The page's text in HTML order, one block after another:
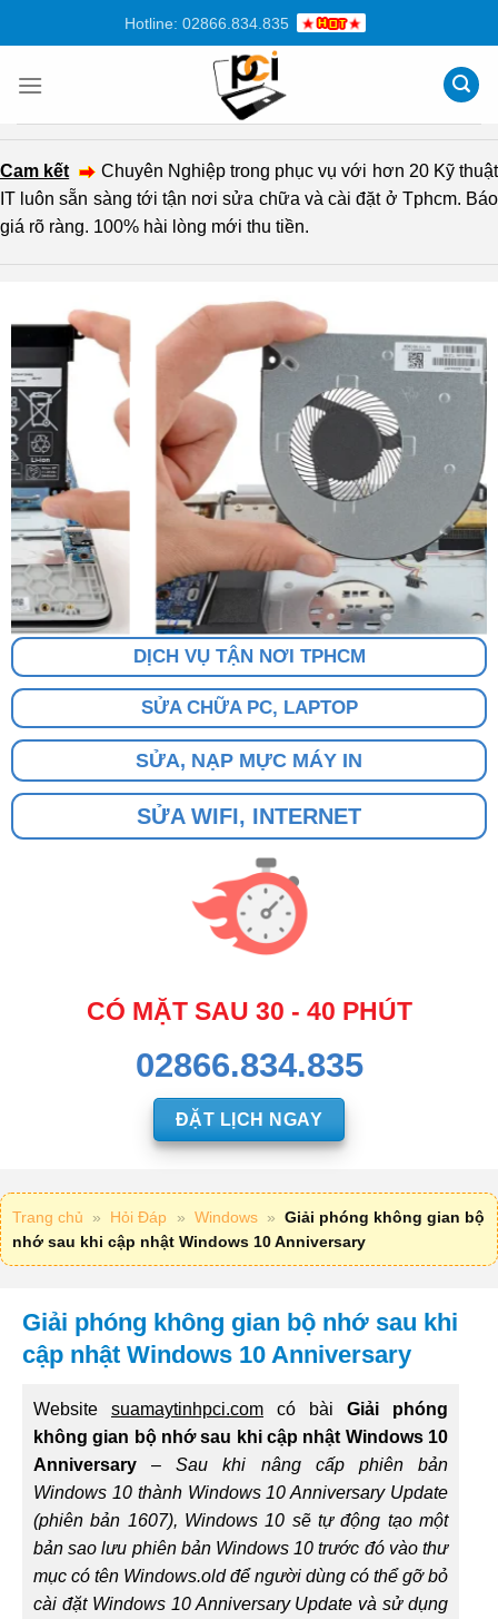
dung
Hotline: 02866.834.835
Cam kết
Chuyên Nghiệp trong phục vụ với hơn 20 Kỹ thuật
IT luôn sẵn sàng tới tận nơi sửa chữa và cài đặt ở Tphcm. Báo
giá rõ ràng. 100% hài lòng mới thu tiền.
DỊCH VỤ TẬN NƠI TPHCM
SỬA CHỮA PC, LAPTOP
SỬA, NẠP MỰC MÁY IN
SỬA WIFI, INTERNET
CÓ MẶT SAU 30 - 40 PHÚT
02866.834.835
ĐẶT LỊCH NGAY
Trang chủ » Hỏi Đáp » Windows » Giải phóng không gian bộ
nhớ sau khi cập nhật Windows 10 Anniversary
Giải phóng không gian bộ nhớ sau khi
cập nhật Windows 10 Anniversary
Website suamaytinhpci.com có bài Giải phóng
không gian bộ nhớ sau khi cập nhật Windows 10
Anniversary –Sau khi nâng cấp phiên bản
Windows 10 thành Windows 10 Anniversary Update
(phiên bản 1607), Windows 10 sẽ tự động tạo một
bản sao lưu phiên bản Windows 10 trước đó vào thư
mục có tên Windows.old để người dùng có thể gỡ bỏ
cài đặt Windows 10 Anniversary Update và sử dụng